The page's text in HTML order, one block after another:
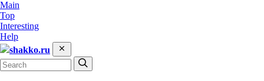
Main
Top
Interesting
Help
shakko.ru